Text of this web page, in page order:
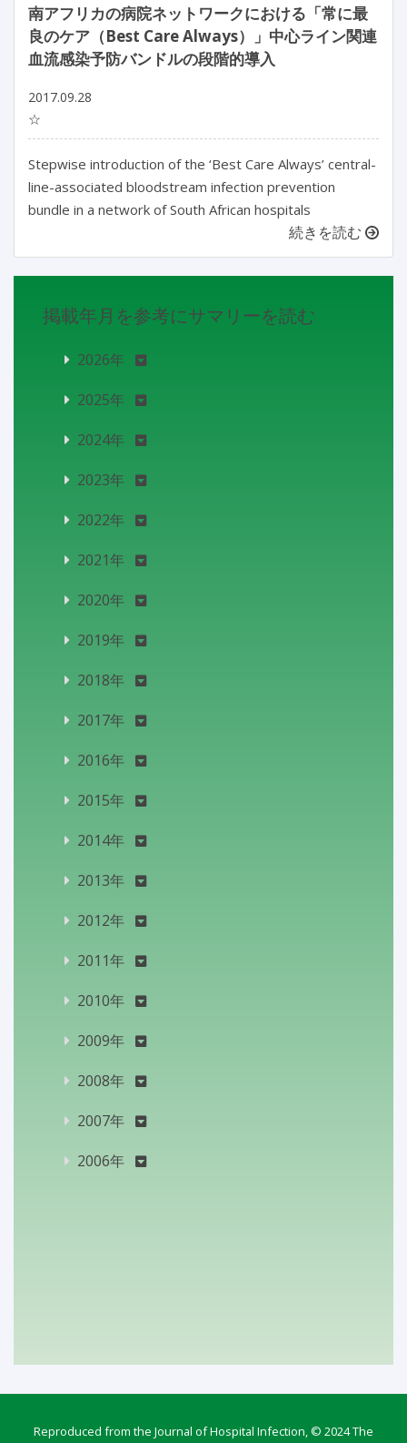
南アフリカの病院ネットワークにおける「常に最
良のケア（Best Care Always）」中心ライン関連
血流感染予防バンドルの段階的導入
2017.09.28
☆
Stepwise introduction of the ‘Best Care Always’ central-
line-associated bloodstream infection prevention
bundle in a network of South African hospitals
続きを読む
掲載年月を参考にサマリーを読む
2026年
2025年
2024年
2023年
2022年
2021年
2020年
2019年
2018年
2017年
2016年
2015年
2014年
2013年
2012年
2011年
2010年
2009年
2008年
2007年
2006年
Reproduced from the Journal of Hospital Infection, © 2024 The